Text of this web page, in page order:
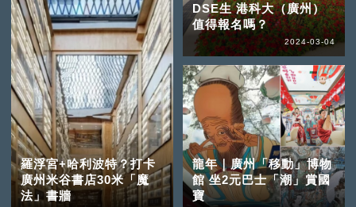
羅浮宮+哈利波特？打卡
廣州米谷書店30米「魔
法」書牆
DSE生 港科大（廣州）
值得報名嗎？
2024-03-04
龍年｜廣州「移動」博物
館 坐2元巴士「潮」賞國
寶